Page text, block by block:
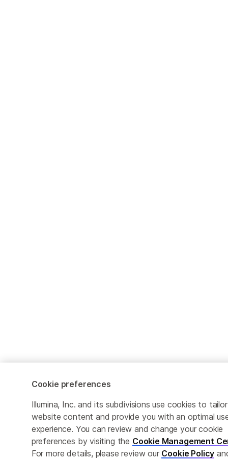
Cookie preferences
Illumina, Inc. and its subdivisions use cookies to tailor
website content and provide you with an optimal
experience. You can review and change your cookie
preferences by visiting the Cookie Management
For more details, please review our Cookie Policy